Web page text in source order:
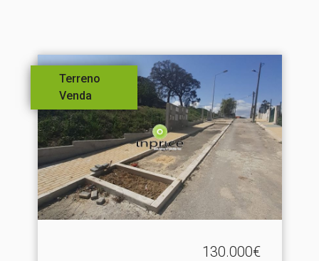
Terreno
Venda
130.000€